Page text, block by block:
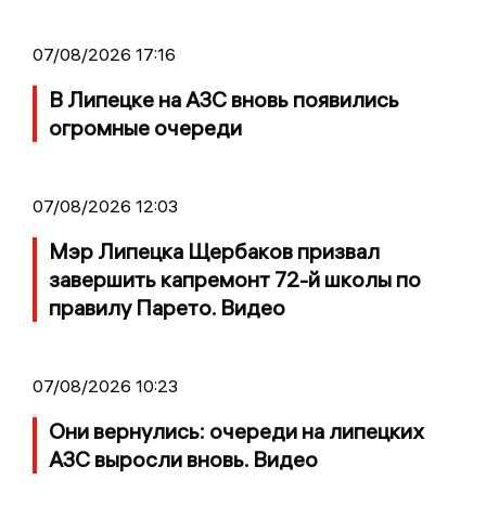
07/08/2026 17:16
В Липецке на АЗС вновь появились
огромные очереди
07/08/2026 12:03
Мэр Липецка Щербаков призвал
завершить капремонт 72-й школы по
правилу Парето. Видео
07/08/2026 10:23
Они вернулись: очереди на липецких
АЗС выросли вновь. Видео